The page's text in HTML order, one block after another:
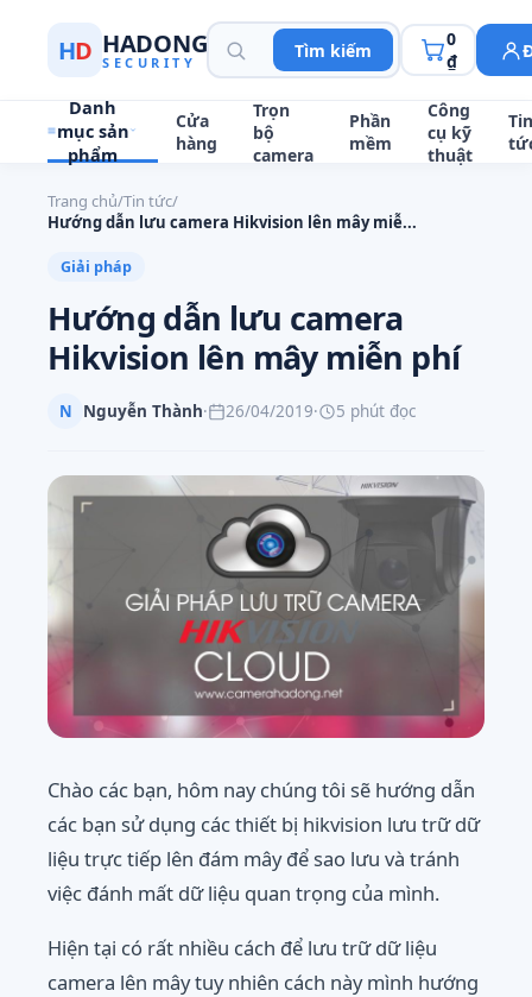
HD HADONG
SECURITY
Tìm kiếm
0
₫
Danh
mục sản
phẩm
Cửa
hàng
Trọn
bộ
camera
Phần
mềm
Công
cụ kỹ
thuật
Tin
Trang chủ/Tin tức/
Hướng dẫn lưu camera Hikvision lên mây miễ...
Giải pháp
Hướng dẫn lưu camera
Hikvision lên mây miễn phí
N Nguyễn Thành· 26/04/2019· 5 phút đọc
Chào các bạn, hôm nay chúng tôi sẽ hướng dẫn
các bạn sử dụng các thiết bị hikvision lưu trữ dữ
liệu trực tiếp lên đám mây để sao lưu và tránh
việc đánh mất dữ liệu quan trọng của mình.
Hiện tại có rất nhiều cách để lưu trữ dữ liệu
camera lên mây tuy nhiên cách này mình hướng